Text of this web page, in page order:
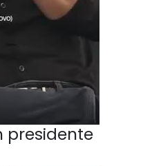
presidente